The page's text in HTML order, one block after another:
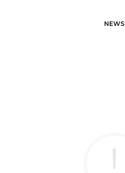
NEWS